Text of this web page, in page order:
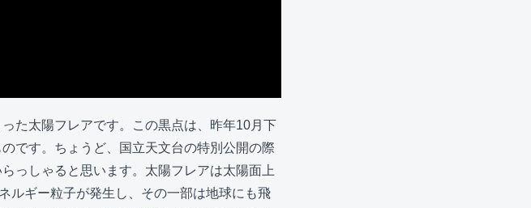
た太陽フレアです。この黒点は、昨年10月下
です。ちょうど、国立天文台の特別公開の際
っしゃると思います。太陽フレアは太陽面上
ルギー粒子が発生し、その一部は地球にも飛